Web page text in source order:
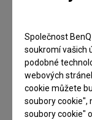
Společnost
soukromí vašich
podobné
webových
cookie můžete
soubory cookie",
soubory cookie"